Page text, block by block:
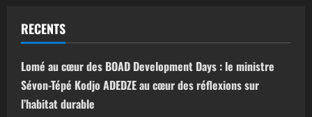
RECENTS
Lomé au cœur des BOAD Development Days : le ministre
Sévon-Tépé Kodjo ADEDZE au cœur des réflexions sur
l’habitat durable